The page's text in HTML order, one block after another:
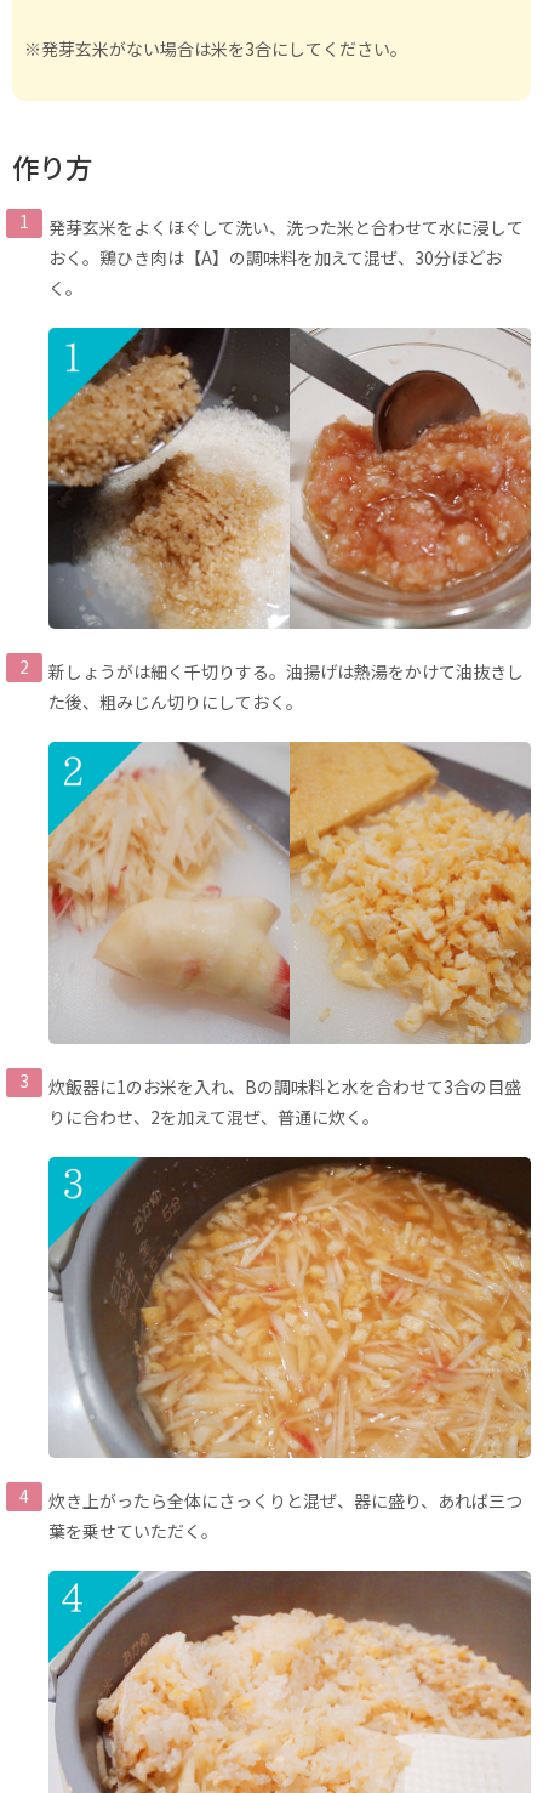
※発芽玄米がない場合は米を3合にしてください。
作り方
発芽玄米をよくほぐして洗い、洗った米と合わせて水に浸して
おく。鶏ひき肉は【A】の調味料を加えて混ぜ、30分ほどお
く。
新しょうがは細く千切りする。油揚げは熱湯をかけて油抜きし
た後、粗みじん切りにしておく。
炊飯器に1のお米を入れ、Bの調味料と水を合わせて3合の目盛
りに合わせ、2を加えて混ぜ、普通に炊く。
炊き上がったら全体にさっくりと混ぜ、器に盛り、あれば三つ
葉を乗せていただく。